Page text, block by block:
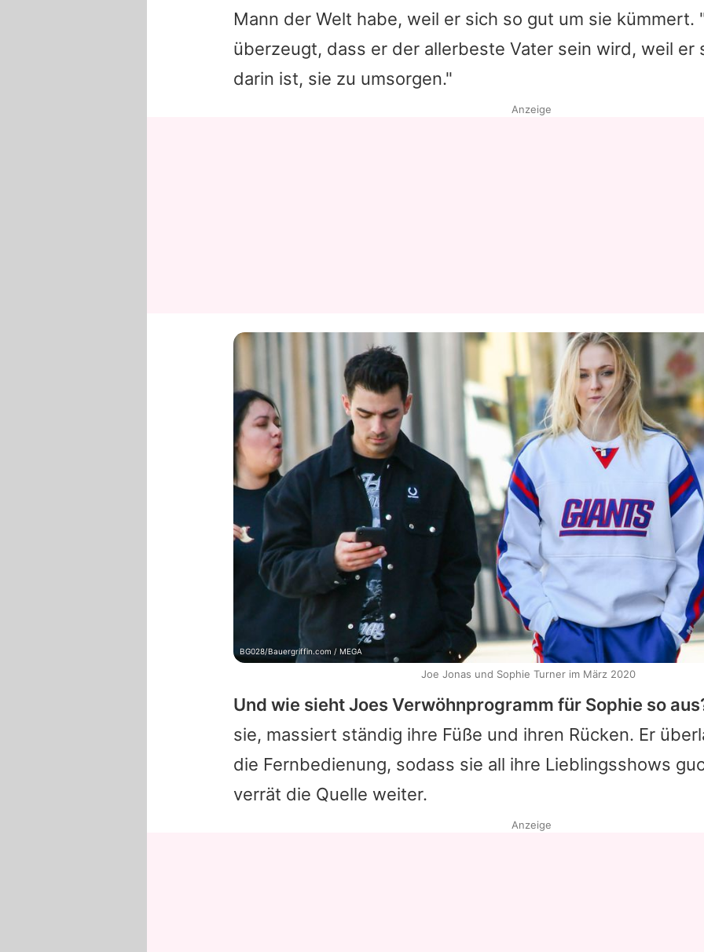
Mann der Welt habe, weil er sich so gut um sie kümmert.
überzeugt, dass er der allerbeste Vater sein wird, weil er
darin ist, sie zu umsorgen."
Und wie siehtJoesVerwöhnprogramm für Sophie so
sie, massiert ständig ihre Füße und ihren Rücken. Er
die Fernbedienung, sodass sie all ihre Lieblingsshows
verrät die Quelle weiter.
Anzeige
BG028/Bauergriffin.com / MEGA
Joe Jonas und Sophie Turner im März 2020
Anzeige